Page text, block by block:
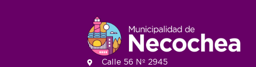
Calle 56 Nº 2945